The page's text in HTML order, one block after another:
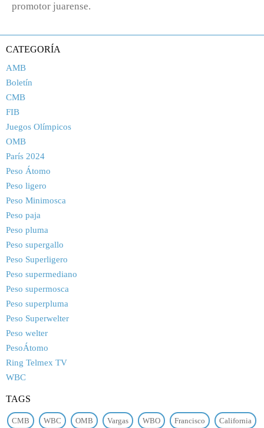
promotor juarense.
CATEGORÍA
AMB
Boletín
CMB
FIB
Juegos Olímpicos
OMB
París 2024
Peso Átomo
Peso ligero
Peso Minimosca
Peso paja
Peso pluma
Peso supergallo
Peso Superligero
Peso supermediano
Peso supermosca
Peso superpluma
Peso Superwelter
Peso welter
PesoÁtomo
Ring Telmex TV
WBC
TAGS
CMB WBC OMB Vargas WBO Francisco California